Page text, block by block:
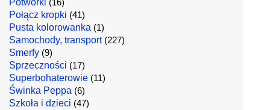
Potworki (16)
Połącz kropki (41)
Pusta kolorowanka (1)
Samochody, transport(227)
Smerfy (9)
Sprzeczności (17)
Superbohaterowie (11)
Świnka Peppa (6)
Szkoła i dzieci (47)